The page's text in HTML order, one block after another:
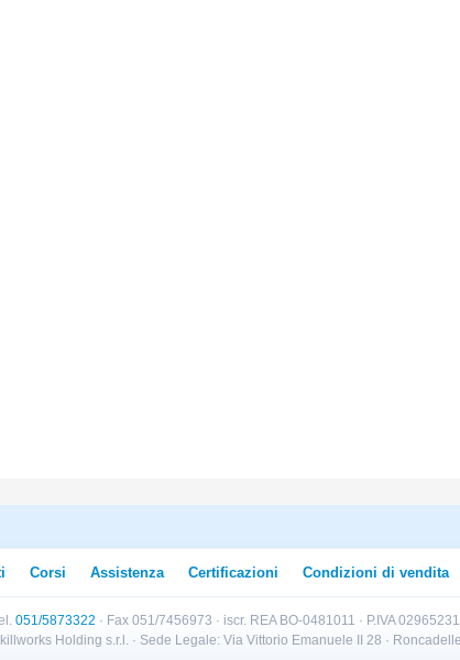
Corsi Assistenza Certificazioni Condizioni di vendita
051/5873322 · Fax 051/7456973 · iscr. REA BO-0481011 · P.IVA
Holding s.r.l. · Sede Legale: Via Vittorio Emanuele II 28 ·